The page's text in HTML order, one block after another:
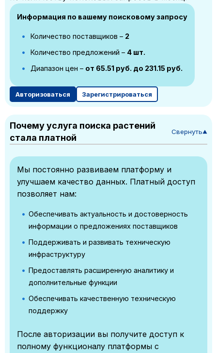
Информация по вашему поисковому запросу
Количество поставщиков – 2
Количество предложений – 4 шт.
Диапазон цен – от 65.51 руб. до 231.15 руб.
Авторизоваться Зарегистрироваться
Почему услуга поиска растений
стала платной
Свернуть▼
Мы постоянно развиваем платформу и
улучшаем качество данных. Платный доступ
позволяет нам:
Обеспечивать актуальность и достоверность
информации о предложениях поставщиков
Поддерживать и развивать техническую
инфраструктуру
Предоставлять расширенную аналитику и
дополнительные функции
Обеспечивать качественную техническую
поддержку
После авторизации вы получите доступ к
полному функционалу платформы с